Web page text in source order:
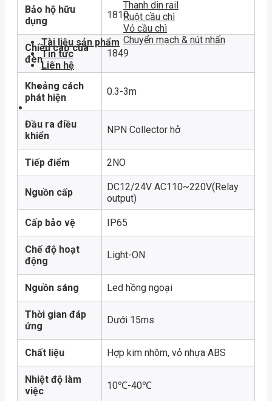
Thanh din rail
Ruột cầu chì
Vỏ cầu chì
Chuyển mạch & nút nhấn
Tài liệu sản phẩm
Tin tức
Liên hệ
Bảo hộ hữu
dụng
1810
Chiều cao của
đèn
1849
Khoảng cách
phát hiện
0.3-3m
Đầu ra điều
khiển
NPN Collector hở
Tiếp điểm 2NO
Nguồn cấp
DC12/24V AC110~220V(Relay
output)
Cấp bảo vệ IP65
Chế độ hoạt
động
Light-ON
Nguồn sáng Led hồng ngoại
Thời gian đáp
ứng
Dưới 15ms
Chất liệu Hợp kim nhôm, vỏ nhựa ABS
Nhiệt độ làm
việc
10℃-40℃